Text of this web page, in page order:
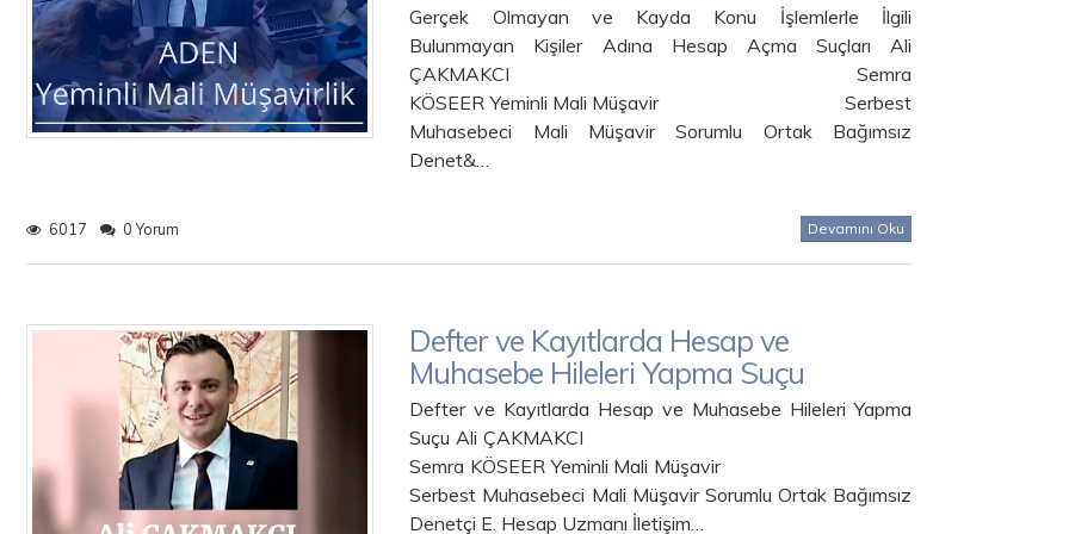
Gerçek Olmayan ve Kayda Konu İşlemlerle İlgili
Bulunmayan Kişiler Adına Hesap Açma Suçları Ali
ÇAKMAKCI Semra
KÖSEER Yeminli Mali Müşavir Serbest
Muhasebeci Mali Müşavir Sorumlu Ortak Bağımsız
Denet&…
6017 0 Yorum Devamını Oku
Defter ve Kayıtlarda Hesap ve
Muhasebe Hileleri Yapma Suçu
Defter ve Kayıtlarda Hesap ve Muhasebe Hileleri Yapma
Suçu Ali ÇAKMAKCI
Semra KÖSEER Yeminli Mali Müşavir
Serbest Muhasebeci Mali Müşavir Sorumlu Ortak Bağımsız
Denetçi E. Hesap Uzmanı İletişim…